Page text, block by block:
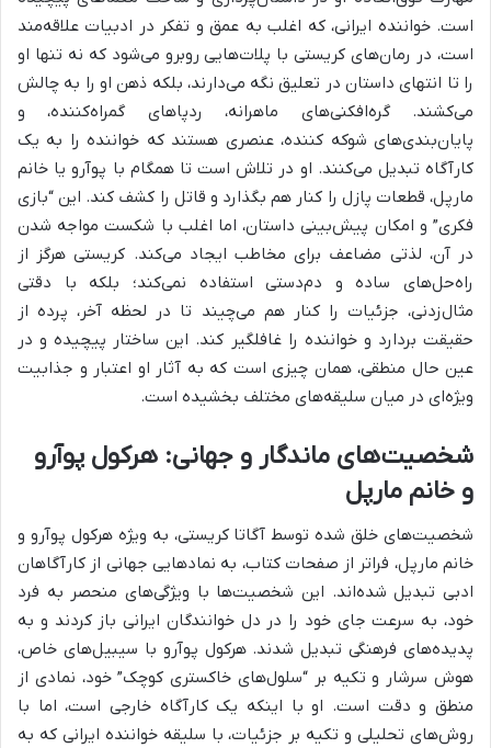
است. خواننده ایرانی، که اغلب به عمق و تفکر در ادبیات علاقه‌مند
است، در رمان‌های کریستی با پلات‌هایی روبرو می‌شود که نه تنها او
را تا انتهای داستان در تعلیق نگه می‌دارند، بلکه ذهن او را به چالش
می‌کشند. گره‌افکنی‌های ماهرانه، ردپاهای گمراه‌کننده، و
پایان‌بندی‌های شوکه کننده، عنصری هستند که خواننده را به یک
کارآگاه تبدیل می‌کنند. او در تلاش است تا همگام با پوآرو یا خانم
مارپل، قطعات پازل را کنار هم بگذارد و قاتل را کشف کند. این “بازی
فکری” و امکان پیش‌بینی داستان، اما اغلب با شکست مواجه شدن
در آن، لذتی مضاعف برای مخاطب ایجاد می‌کند. کریستی هرگز از
راه‌حل‌های ساده و دم‌دستی استفاده نمی‌کند؛ بلکه با دقتی
مثال‌زدنی، جزئیات را کنار هم می‌چیند تا در لحظه آخر، پرده از
حقیقت بردارد و خواننده را غافلگیر کند. این ساختار پیچیده و در
عین حال منطقی، همان چیزی است که به آثار او اعتبار و جذابیت
ویژه‌ای در میان سلیقه‌های مختلف بخشیده است.
شخصیت‌های ماندگار و جهانی: هرکول پوآرو
و خانم مارپل
شخصیت‌های خلق شده توسط آگاتا کریستی، به ویژه هرکول پوآرو و
خانم مارپل، فراتر از صفحات کتاب، به نمادهایی جهانی از کارآگاهان
ادبی تبدیل شده‌اند. این شخصیت‌ها با ویژگی‌های منحصر به فرد
خود، به سرعت جای خود را در دل خوانندگان ایرانی باز کردند و به
پدیده‌های فرهنگی تبدیل شدند. هرکول پوآرو با سیبیل‌های خاص،
هوش سرشار و تکیه بر “سلول‌های خاکستری کوچک” خود، نمادی از
منطق و دقت است. او با اینکه یک کارآگاه خارجی است، اما با
روش‌های تحلیلی و تکیه بر جزئیات، با سلیقه خواننده ایرانی که به